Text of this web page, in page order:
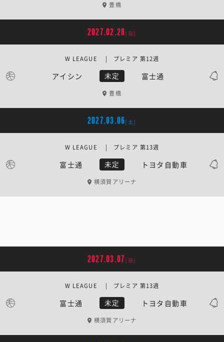
豊橋
2027.02.28[日]
アイシン 未定 富士通
W LEAGUE | プレミア 第12週
豊橋
2027.03.06[土]
富士通 未定 トヨタ自動車
W LEAGUE | プレミア 第13週
横須賀アリーナ
2027.03.07[日]
富士通 未定 トヨタ自動車
W LEAGUE | プレミア 第13週
横須賀アリーナ